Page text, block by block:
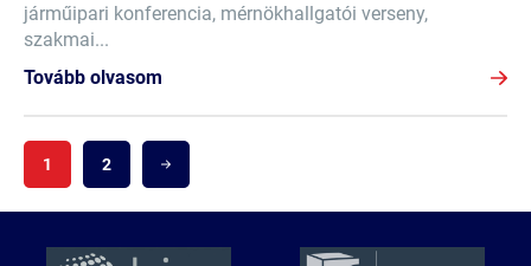
járműipari konferencia, mérnökhallgatói verseny,
szakmai...
Tovább olvasom
1 2